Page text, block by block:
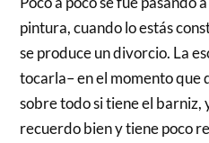
pintura, cuando lo estás
se produce un divorcio. La
tocarla– en el momento que
sobre todo si tiene el barniz,
recuerdo bien y tiene poco